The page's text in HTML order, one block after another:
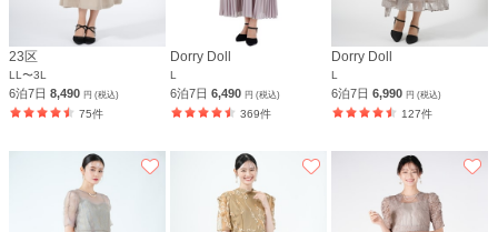
23区
LL〜3L
6泊7日 8,490 円 (税込)
75件
Dorry Doll
L
6泊7日6,490円 (税込)
369件
Dorry Doll
L
6泊7日6,990円 (税込)
127件